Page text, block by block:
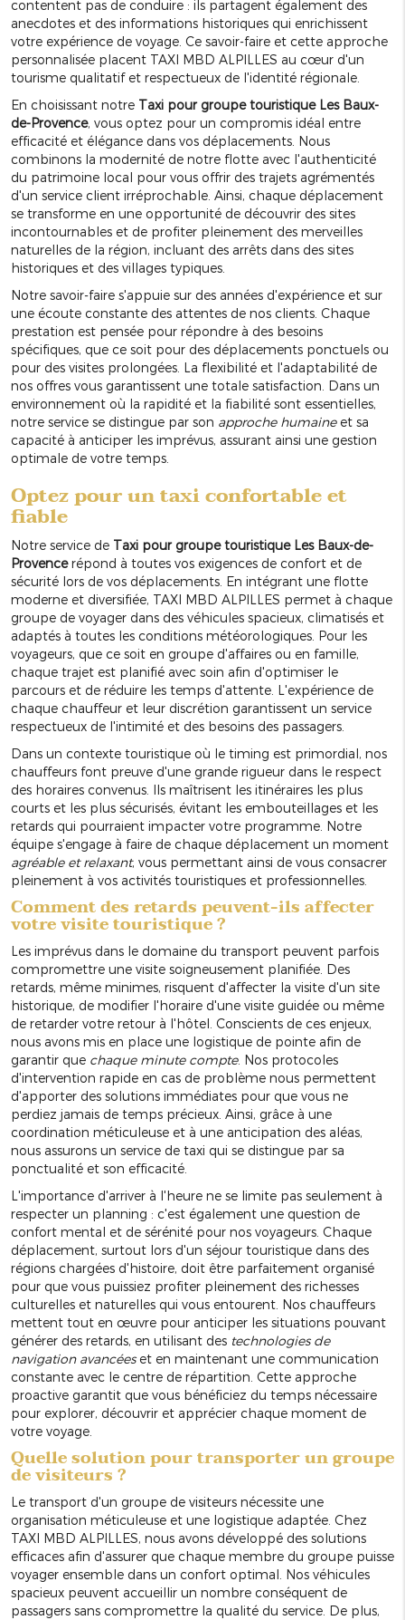
contentent pas de conduire : ils partagent également des
anecdotes et des informations historiques qui enrichissent
votre expérience de voyage. Ce savoir-faire et cette approche
personnalisée placent TAXI MBD ALPILLES au cœur d'un
tourisme qualitatif et respectueux de l'identité régionale.
En choisissant notre Taxi pour groupe touristique Les Baux-
de-Provence, vous optez pour un compromis idéal entre
efficacité et élégance dans vos déplacements. Nous
combinons la modernité de notre flotte avec l'authenticité
du patrimoine local pour vous offrir des trajets agrémentés
d'un service client irréprochable. Ainsi, chaque déplacement
se transforme en une opportunité de découvrir des sites
incontournables et de profiter pleinement des merveilles
naturelles de la région, incluant des arrêts dans des sites
historiques et des villages typiques.
Notre savoir-faire s'appuie sur des années d'expérience et sur
une écoute constante des attentes de nos clients. Chaque
prestation est pensée pour répondre à des besoins
spécifiques, que ce soit pour des déplacements ponctuels ou
pour des visites prolongées. La flexibilité et l'adaptabilité de
nos offres vous garantissent une totale satisfaction. Dans un
environnement où la rapidité et la fiabilité sont essentielles,
notre service se distingue par son approche humaineet sa
capacité à anticiper les imprévus, assurant ainsi une gestion
optimale de votre temps.
Optez pour un taxi confortable et
fiable
Notre service de Taxi pour groupe touristique Les Baux-de-
Provencerépond à toutes vos exigences de confort et de
sécurité lors de vos déplacements. En intégrant une flotte
moderne et diversifiée, TAXI MBD ALPILLES permet à chaque
groupe de voyager dans des véhicules spacieux, climatisés et
adaptés à toutes les conditions météorologiques. Pour les
voyageurs, que ce soit en groupe d'affaires ou en famille,
chaque trajet est planifié avec soin afin d'optimiser le
parcours et de réduire les temps d'attente. L'expérience de
chaque chauffeur et leur discrétion garantissent un service
respectueux de l'intimité et des besoins des passagers.
Dans un contexte touristique où le timing est primordial, nos
chauffeurs font preuve d'une grande rigueur dans le respect
des horaires convenus. Ils maîtrisent les itinéraires les plus
courts et les plus sécurisés, évitant les embouteillages et les
retards qui pourraient impacter votre programme. Notre
équipe s'engage à faire de chaque déplacement un moment
agréable et relaxant, vous permettant ainsi de vous consacrer
pleinement à vos activités touristiques et professionnelles.
Comment des retards peuvent-ils affecter
votre visite touristique ?
Les imprévus dans le domaine du transport peuvent parfois
compromettre une visite soigneusement planifiée. Des
retards, même minimes, risquent d'affecter la visite d'un site
historique, de modifier l'horaire d'une visite guidée ou même
de retarder votre retour à l'hôtel. Conscients de ces enjeux,
nous avons mis en place une logistique de pointe afin de
garantir que chaque minute compte. Nos protocoles
d'intervention rapide en cas de problème nous permettent
d'apporter des solutions immédiates pour que vous ne
perdiez jamais de temps précieux. Ainsi, grâce à une
coordination méticuleuse et à une anticipation des aléas,
nous assurons un service de taxi qui se distingue par sa
ponctualité et son efficacité.
L'importance d'arriver à l'heure ne se limite pas seulement à
respecter un planning : c'est également une question de
confort mental et de sérénité pour nos voyageurs. Chaque
déplacement, surtout lors d'un séjour touristique dans des
régions chargées d'histoire, doit être parfaitement organisé
pour que vous puissiez profiter pleinement des richesses
culturelles et naturelles qui vous entourent. Nos chauffeurs
mettent tout en œuvre pour anticiper les situations pouvant
générer des retards, en utilisant des technologies de
navigation avancéeset en maintenant une communication
constante avec le centre de répartition. Cette approche
proactive garantit que vous bénéficiez du temps nécessaire
pour explorer, découvrir et apprécier chaque moment de
votre voyage.
Quelle solution pour transporter un groupe
de visiteurs ?
Le transport d'un groupe de visiteurs nécessite une
organisation méticuleuse et une logistique adaptée. Chez
TAXI MBD ALPILLES, nous avons développé des solutions
efficaces afin d'assurer que chaque membre du groupe puisse
voyager ensemble dans un confort optimal. Nos véhicules
spacieux peuvent accueillir un nombre conséquent de
passagers sans compromettre la qualité du service. De plus,